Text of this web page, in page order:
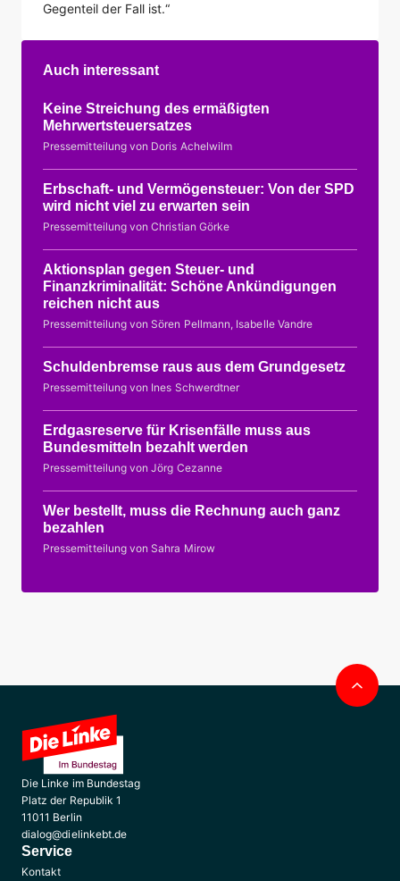
Gegenteil der Fall ist.“
Auch interessant
Keine Streichung des ermäßigten
Mehrwertsteuersatzes
Pressemitteilung von Doris Achelwilm
Erbschaft- und Vermögensteuer: Von der SPD
wird nicht viel zu erwarten sein
Pressemitteilung von Christian Görke
Aktionsplan gegen Steuer- und
Finanzkriminalität: Schöne Ankündigungen
reichen nicht aus
Pressemitteilung von Sören Pellmann, Isabelle Vandre
Schuldenbremse raus aus dem Grundgesetz
Pressemitteilung von Ines Schwerdtner
Erdgasreserve für Krisenfälle muss aus
Bundesmitteln bezahlt werden
Pressemitteilung von Jörg Cezanne
Wer bestellt, muss die Rechnung auch ganz
bezahlen
Pressemitteilung von Sahra Mirow
Die Linke im Bundestag
Platz der Republik 1
11011 Berlin
dialog@dielinkebt.de
Service
Kontakt